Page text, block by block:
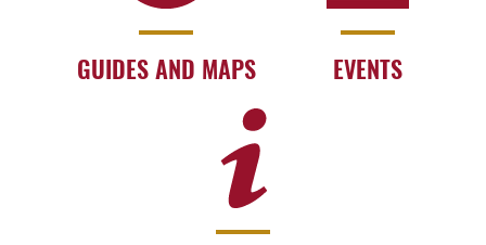
GUIDES AND MAPS EVENTS